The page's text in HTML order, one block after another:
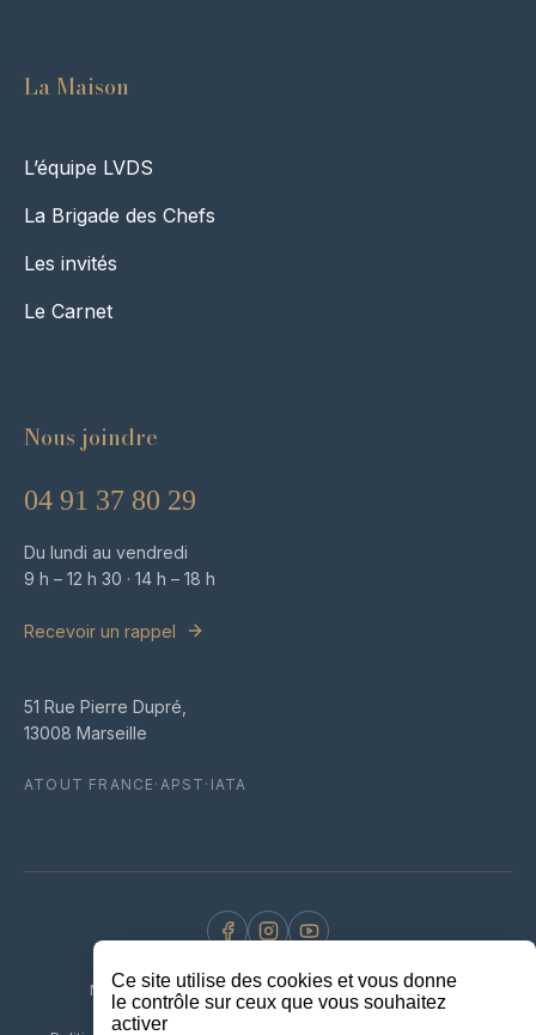
La Maison
L’équipe LVDS
La Brigade des Chefs
Les invités
Le Carnet
Nous joindre
04 91 37 80 29
Du lundi au vendredi
9 h – 12 h 30 · 14 h – 18 h
Recevoir un rappel
51 Rue Pierre Dupré,
13008 Marseille
ATOUT FRANCE · APST · IATA
Mentions légalesConditions générales de vente
Ce site utilise des cookies et vous donne
le contrôle sur ceux que vous souhaitez
activer